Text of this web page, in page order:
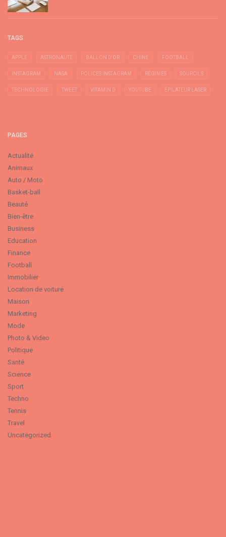
TAGS
APPLE ASTRONAUTE BALLON D'OR CHINE FOOTBALL
INSTAGRAM NASA POLICES INSTAGRAM RÉGIMES SOURCILS
TECHNOLOGIE TWEET VITAMIN D YOUTUBE ÉPILATEUR LASER
PAGES
Actualité
Animaux
Auto / Moto
Basket-ball
Beauté
Bien-être
Business
Education
Finance
Football
Immobilier
Location de voiture
Maison
Marketing
Mode
Photo & Video
Politique
Santé
Science
Sport
Techno
Tennis
Travel
Uncategorized